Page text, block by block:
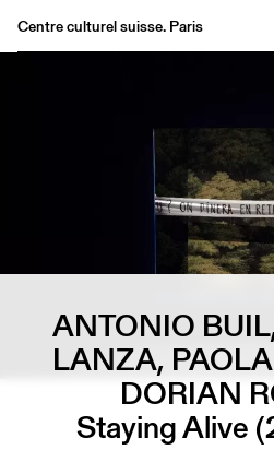
Centre culturel suisse. Paris
Informations
EN
ANTONIO
LANZA,
DORIAN
Staying Alive